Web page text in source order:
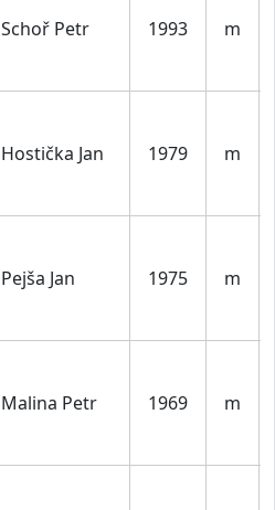
Schoř Petr 1993 m
Hostička Jan 1979 m
Pejša Jan 1975 m
Malina Petr 1969 m